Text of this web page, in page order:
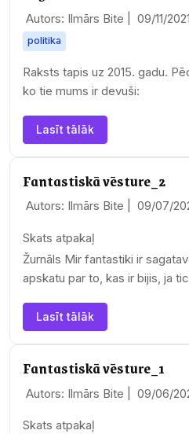
Autors: Ilmārs Bite | 09/11/2021
politika
Raksts tapis uz 2015. gadu.
ko tie mums ir devuši:
Lasīt tālāk
Fantastiskā vēsture_2
Autors: Ilmārs Bite | 09/07/
Skats atpakaļ
Žurnāls Mir fantastiki ir
apskatu par to, kas ir bijis, ja
Lasīt tālāk
Fantastiskā vēsture_1
Autors: Ilmārs Bite | 09/06/
Skats atpakaļ